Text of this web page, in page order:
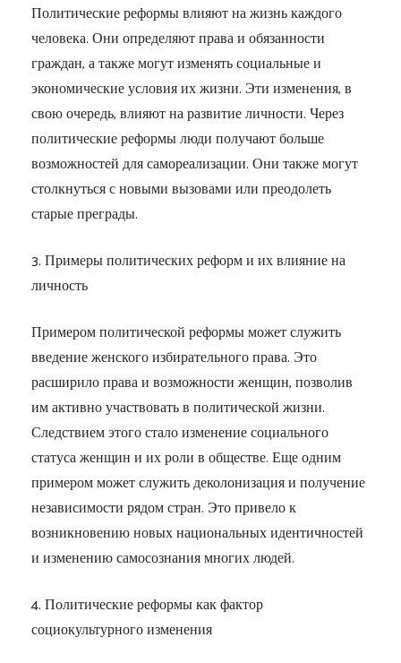
Политические реформы влияют на жизнь каждого
человека. Они определяют права и обязанности
граждан, а также могут изменять социальные и
экономические условия их жизни. Эти изменения, в
свою очередь, влияют на развитие личности. Через
политические реформы люди получают больше
возможностей для самореализации. Они также могут
столкнуться с новыми вызовами или преодолеть
старые преграды.
3. Примеры политических реформ и их влияние на
личность
Примером политической реформы может служить
введение женского избирательного права. Это
расширило права и возможности женщин, позволив
им активно участвовать в политической жизни.
Следствием этого стало изменение социального
статуса женщин и их роли в обществе. Еще одним
примером может служить деколонизация и получение
независимости рядом стран. Это привело к
возникновению новых национальных идентичностей
и изменению самосознания многих людей.
4. Политические реформы как фактор
социокультурного изменения